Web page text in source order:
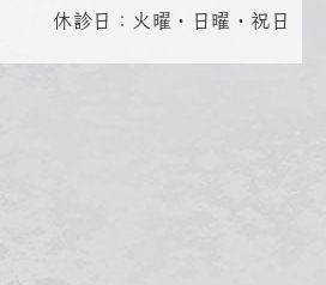
休診日：火曜・日曜・祝日